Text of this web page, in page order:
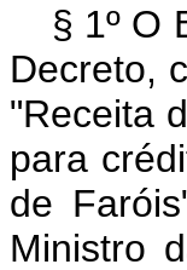
§ 1º O
Decreto,
"Receita
para
de
Ministro